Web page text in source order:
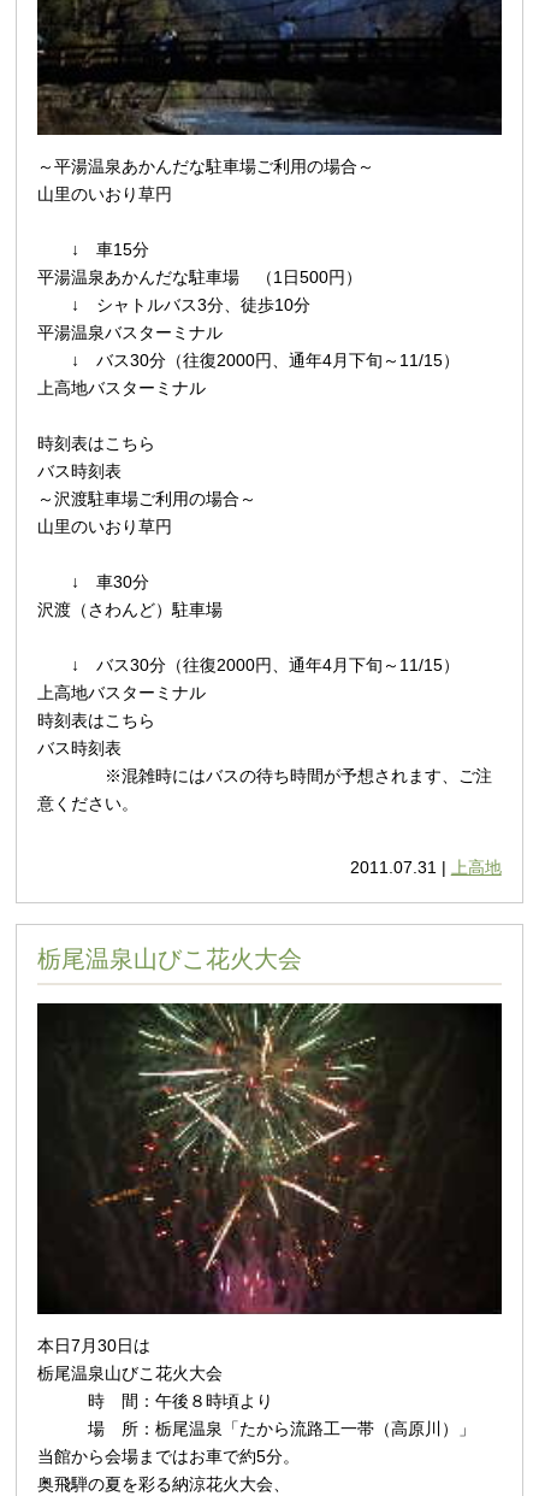
～平湯温泉あかんだな駐車場ご利用の場合 ～
山里のいおり草円
↓ 車15分
平湯温泉あかんだな駐車場 （1日500円）
↓ シャトルバス3分、徒歩10分
平湯温泉バスターミナル
↓ バス30分（往復2000円、通年4月下旬～11/15）
上高地バスターミナル
時刻表はこちら
バス時刻表
～沢渡駐車場ご利用の場合 ～
山里のいおり草円
↓ 車30分
沢渡（さわんど）駐車場
↓ バス30分（往復2000円、通年4月下旬～11/15）
上高地バスターミナル
時刻表はこちら
バス時刻表
※混雑時にはバスの待ち時間が予想されます、ご注
意ください。
2011.07.31 | 上高地
栃尾温泉山びこ花火大会
本日7月30日は
栃尾温泉山びこ花火大会
時 間：午後８時頃より
場 所：栃尾温泉「たから流路工一帯（高原川）」
当館から会場まではお車で約5分。
奥飛騨の夏を彩る納涼花火大会、